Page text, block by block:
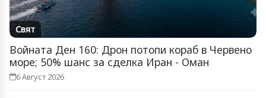
Свят
Войната Ден 160: Дрон потопи кораб в Червено
море; 50% шанс за сделка Иран - Оман
6 Август 2026